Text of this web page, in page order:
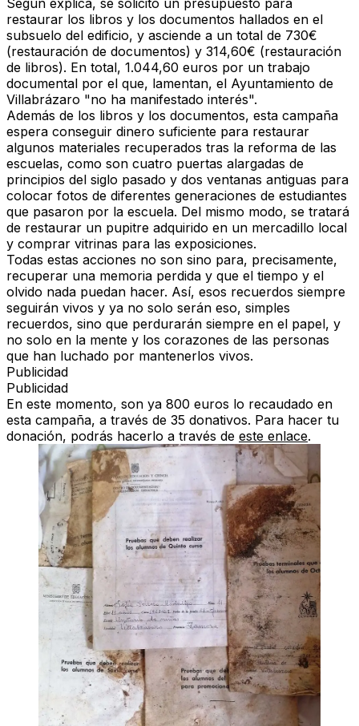
Según explica, se solicitó un presupuesto para
restaurar los libros y los documentos hallados en el
subsuelo del edificio, y asciende a un total de 730€
(restauración de documentos) y 314,60€ (restauración
de libros). En total, 1.044,60 euros por un trabajo
documental por el que, lamentan, el Ayuntamiento de
Villabrázaro "no ha manifestado interés".
Además de los libros y los documentos, esta campaña
espera conseguir dinero suficiente para restaurar
algunos materiales recuperados tras la reforma de las
escuelas, como son cuatro puertas alargadas de
principios del siglo pasado y dos ventanas antiguas para
colocar fotos de diferentes generaciones de estudiantes
que pasaron por la escuela. Del mismo modo, se tratará
de restaurar un pupitre adquirido en un mercadillo local
y comprar vitrinas para las exposiciones.
Todas estas acciones no son sino para, precisamente,
recuperar una memoria perdida y que el tiempo y el
olvido nada puedan hacer. Así, esos recuerdos siempre
seguirán vivos y ya no solo serán eso, simples
recuerdos, sino que perdurarán siempre en el papel, y
no solo en la mente y los corazones de las personas
que han luchado por mantenerlos vivos.
Publicidad
Publicidad
En este momento, son ya 800 euros lo recaudado en
esta campaña, a través de 35 donativos. Para hacer tu
donación, podrás hacerlo a través de este enlace.